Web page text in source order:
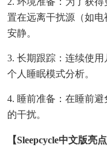
置在远离干扰源（如
安静。
3. 长期跟踪：连续使
个人睡眠模式分析。
4. 睡前准备：在睡前
的干扰。
【sleepcycle中文版亮点